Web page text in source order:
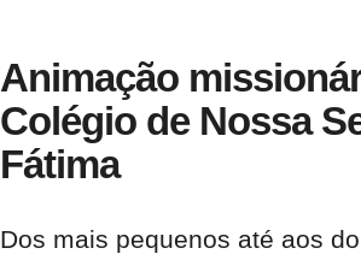
Animação
Colégio de Nossa
Fátima
Dos mais pequenos até aos